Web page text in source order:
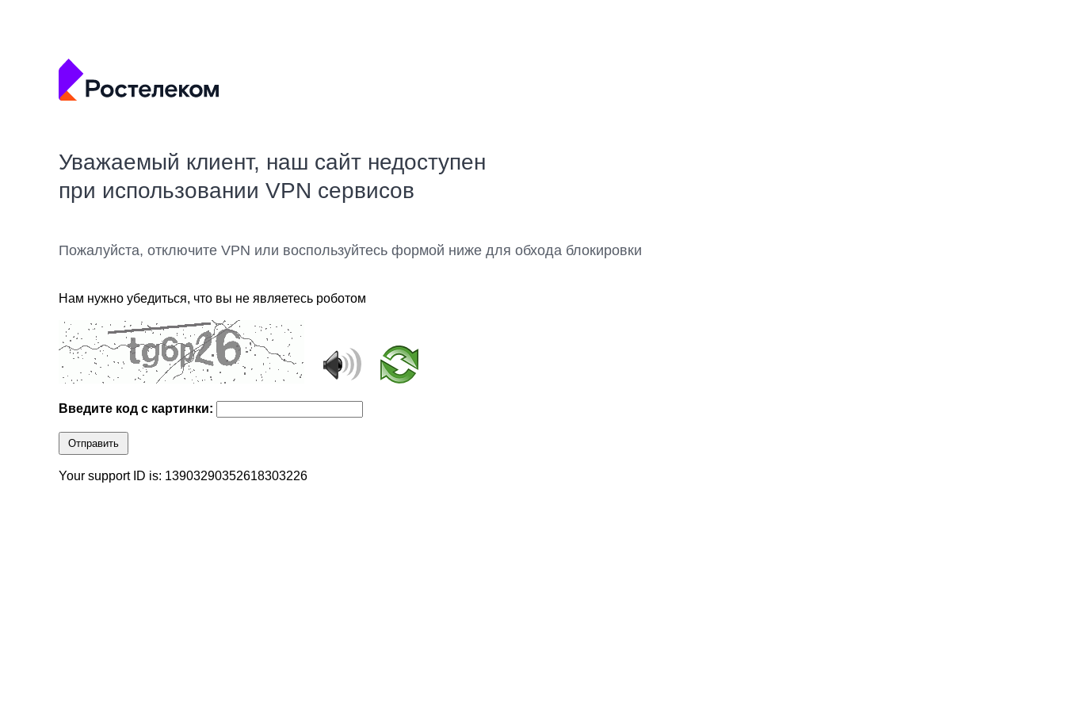
Уважаемый клиент, наш сайт недоступен
при использовании VPN сервисов
Пожалуйста, отключите VPN или воспользуйтесь формой ниже для обхода блокировки
Нам нужно убедиться, что вы не являетесь роботом
Введите код с картинки:
Отправить
Your support ID is: 13903290352618303226